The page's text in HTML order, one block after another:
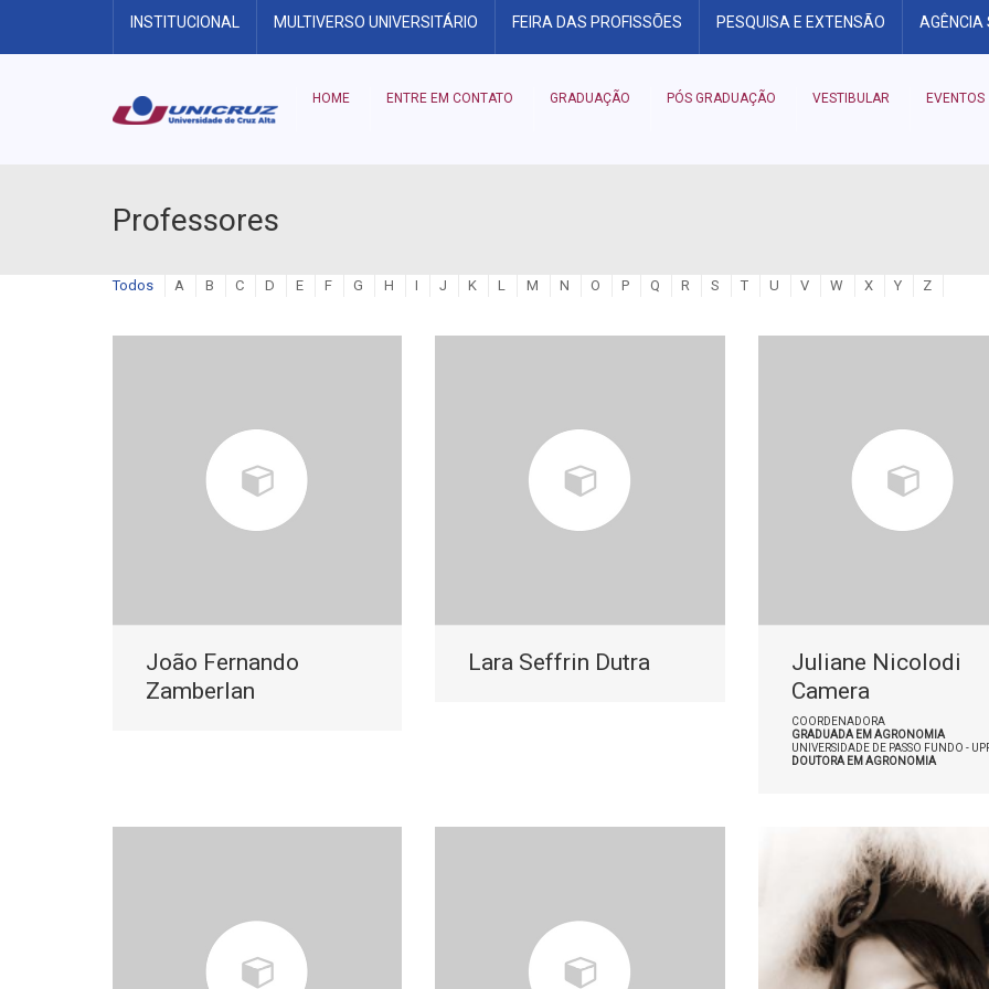
INSTITUCIONAL MULTIVERSO UNIVERSITÁRIO FEIRA DAS PROFISSÕES PESQUISA E EXTENSÃO AGÊNCIA
HOME ENTRE EM CONTATO GRADUAÇÃO PÓS GRADUAÇÃO VESTIBULAR EVENTOS
Professores
Todos A B C D E F G H I J K L M N O P Q R S T U V W X Y Z
João Fernando
Zamberlan
Lara Seffrin Dutra
Juliane Nicolodi
Camera
COORDENADORA
GRADUADA EM AGRONOMIA
UNIVERSIDADE DE PASSO FUNDO -
DOUTORA EM AGRONOMIA